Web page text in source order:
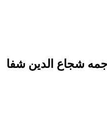
شجاع الدین شفا